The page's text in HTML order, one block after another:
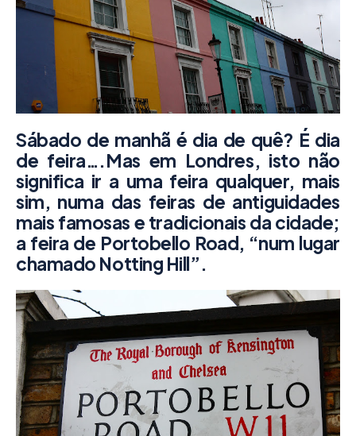
Sábado de manhã é dia de quê? É dia
de feira….Mas em Londres, isto não
significa ir a uma feira qualquer, mais
sim, numa das feiras de antiguidades
mais famosas e tradicionais da cidade;
a feira de Portobello Road, “num lugar
chamado Notting Hill”.